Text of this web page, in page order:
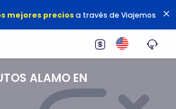
mejores preciosa través de Viajemos
ALAMO EN